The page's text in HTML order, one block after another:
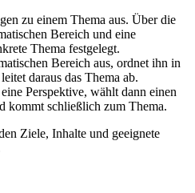
zu einem Thema aus. Über die
Bereich und eine
Thema festgelegt.
Bereich aus, ordnet ihn in
daraus das Thema ab.
Perspektive, wählt dann einen
kommt schließlich zum Thema.
Ziele, Inhalte und geeignete